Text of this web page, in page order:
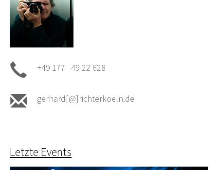
+49 177 49 22 628
gerhard[@]richterkoeln.de
Letzte Events